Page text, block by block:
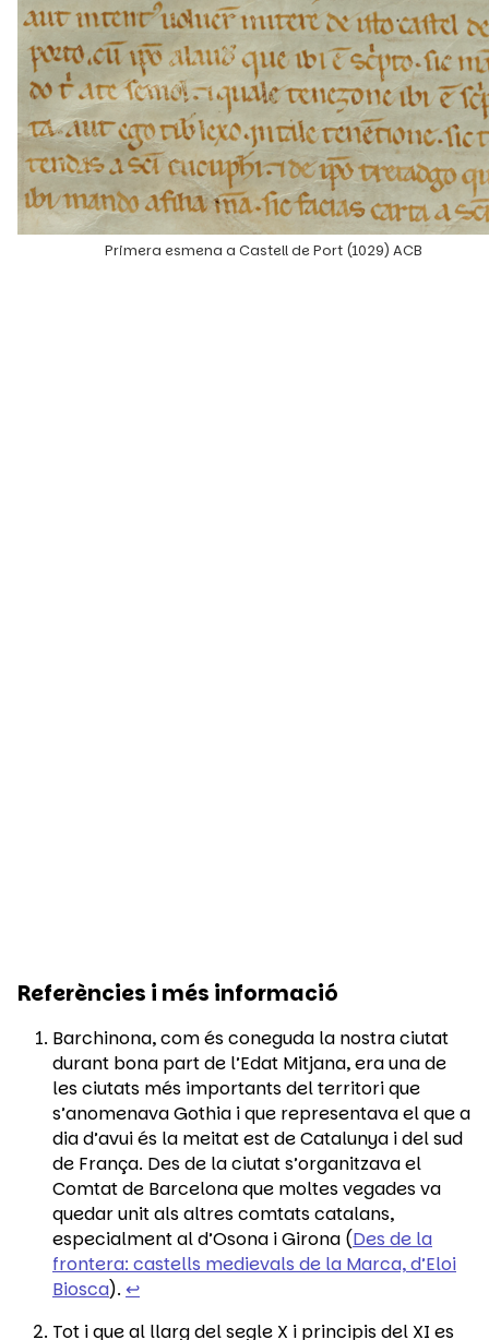
Primera esmena a Castell de Port (1029) ACB
Referències i més informació
Barchinona, com és coneguda la nostra ciutat
durant bona part de l’Edat Mitjana, era una de
les ciutats més importants del territori que
s’anomenava Gothia i que representava el que a
dia d’avui és la meitat est de Catalunya i del sud
de França. Des de la ciutat s’organitzava el
Comtat de Barcelona que moltes vegades va
quedar unit als altres comtats catalans,
especialment al d’Osona i Girona (Des de la
frontera: castells medievals de la Marca, d’Eloi
Biosca). ↩︎
Tot i que al llarg del segle X i principis del XI es